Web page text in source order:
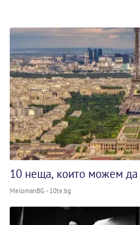
10 неща, които можем да
MelomanBG - 10te.bg